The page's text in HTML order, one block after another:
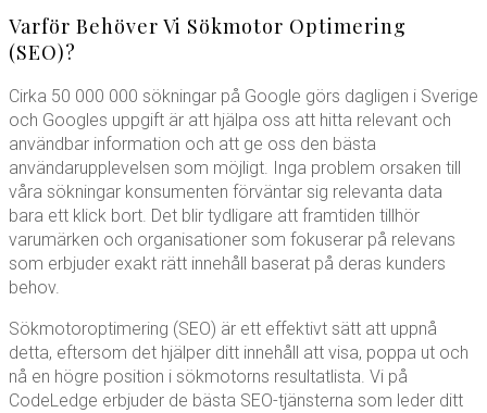
Varför Behöver Vi Sökmotor Optimering
(SEO)?
Cirka 50 000 000 sökningar på Google görs dagligen i Sverige
och Googles uppgift är att hjälpa oss att hitta relevant och
användbar information och att ge oss den bästa
användarupplevelsen som möjligt. Inga problem orsaken till
våra sökningar konsumenten förväntar sig relevanta data
bara ett klick bort. Det blir tydligare att framtiden tillhör
varumärken och organisationer som fokuserar på relevans
som erbjuder exakt rätt innehåll baserat på deras kunders
behov.
Sökmotoroptimering (SEO) är ett effektivt sätt att uppnå
detta, eftersom det hjälper ditt innehåll att visa, poppa ut och
nå en högre position i sökmotorns resultatlista. Vi på
CodeLedge erbjuder de bästa SEO-tjänsterna som leder ditt